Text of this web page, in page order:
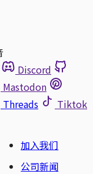
Discord
Mastodon
Threads
Tiktok
加入我们
公司新闻